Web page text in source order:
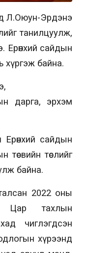
Л.Оюун-Эрдэнэ
танилцуулж,
Ерөнхий сайдын
хүргэж байна.
дарга, эрхэм
сайдын
төслийг
байна.
2022 оны
Цар тахлын
чиглэгдсэн
хүрээнд